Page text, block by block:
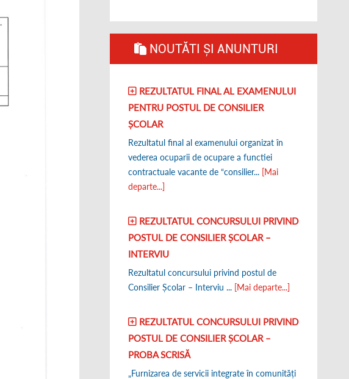
NOUTĂTI ȘI ANUNTURI
REZULTATUL FINAL AL EXAMENULUI
PENTRU POSTUL DE CONSILIER
ȘCOLAR
Rezultatul final al examenului organizat în
vederea ocuparii de ocupare a functiei
contractuale vacante de “consilier... [Mai
departe...]
REZULTATUL CONCURSULUI PRIVIND
POSTUL DE CONSILIER ȘCOLAR –
INTERVIU
Rezultatul concursului privind postul de
Consilier Școlar – Interviu ... [Mai departe...]
REZULTATUL CONCURSULUI PRIVIND
POSTUL DE CONSILIER ȘCOLAR –
PROBA SCRISĂ
„Furnizarea de servicii integrate în comunități